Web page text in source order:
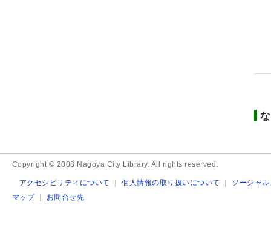
Copyright © 2008 Nagoya City Library. All rights reserved.
アクセシビリティについて ｜個人情報の取り扱いについて ｜ ソーシャ
マップ｜ お問合せ先